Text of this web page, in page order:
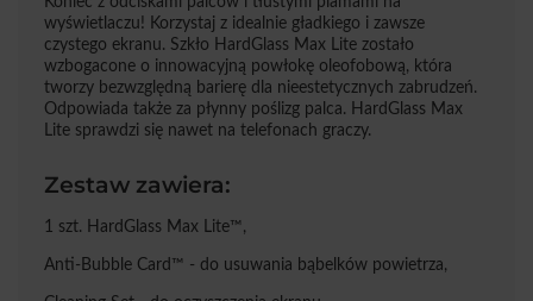
wyświetlaczu! Korzystaj z idealnie gładkiego i zawsze
czystego ekranu. Szkło HardGlass Max Lite zostało
wzbogacone o innowacyjną powłokę oleofobową, która
tworzy bezwzględną barierę dla nieestetycznych zabrudzeń.
Odpowiada także za płynny poślizg palca. HardGlass Max
Lite sprawdzi się nawet na telefonach graczy.
Zestaw zawiera:
1 szt. HardGlass Max Lite™,
Anti-Bubble Card™ - do usuwania bąbelków powietrza,